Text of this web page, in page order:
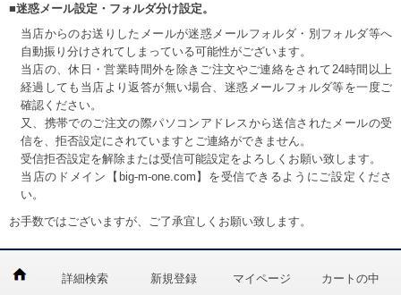
DETAIL
■迷惑メール設定・フォルダ分け設定。
当店からのお送りしたメールが迷惑メールフォルダ・別フォルダ等へ
自動振り分けされてしまっている可能性がございます。
当店の、休日・営業時間外を除きご注文やご連絡をされて24時間以上
経過しても当店より返答が無い場合、迷惑メールフォルダ等を一度ご
確認ください。
又、携帯でのご注文の際パソコンアドレスから送信されたメールの受
信を、拒否設定にされていますとご連絡ができません。
受信拒否設定を解除または受信可能設定をよろしくお願い致します。
当店のドメイン【big-m-one.com】を受信できるようにご設定くださ
い。
お手数ではございますが、ご了承宜しくお願い致します。
詳細検索 新規登録 マイページ カートの中